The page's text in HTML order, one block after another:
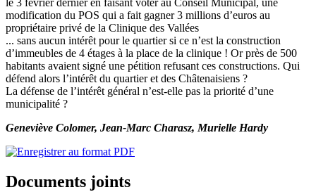
le 3 février dernier en faisant voter au Conseil Municipal, une
modification du POS qui a fait gagner 3 millions d’euros au
propriétaire privé de la Clinique des Vallées
... sans aucun intérêt pour le quartier si ce n’est la construction
d’immeubles de 4 étages à la place de la clinique ! Or près de 500
habitants avaient signé une pétition refusant ces constructions. Qui
défend alors l’intérêt du quartier et des Châtenaisiens ?
La défense de l’intérêt général n’est-elle pas la priorité d’une
municipalité ?
Geneviève Colomer, Jean-Marc Charasz, Murielle Hardy
Documents joints